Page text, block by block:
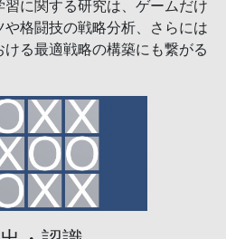
に関する研究は、ゲームだけ
格闘技の戦略分析、さらには
る最適戦略の構築にも繋がる